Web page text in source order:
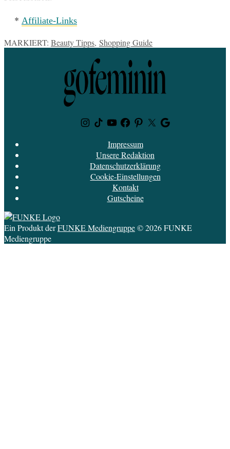
* Affiliate-Links
MARKIERT: Beauty Tipps, Shopping Guide
Instagram
TikTokYoutubeFacebook
PinterestTwitterGoogle
Impressum
Unsere Redaktion
Datenschutzerklärung
Cookie-Einstellungen
Kontakt
Gutscheine
Ein Produkt derFUNKE Mediengruppe© 2026 FUNKE
Mediengruppe